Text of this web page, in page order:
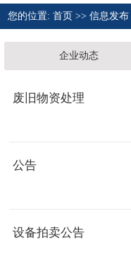
您的位置: 首页 >>信息发布
企业动态
废旧物资处理
公告
设备拍卖公告